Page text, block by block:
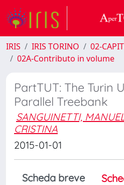
IRIS IRIS TORINO
02-
02A-Contributo in volume
PartTUT: The Turin
Parallel Treebank
SANGUINETTI,
CRISTINA
2015-01-01
Scheda breve